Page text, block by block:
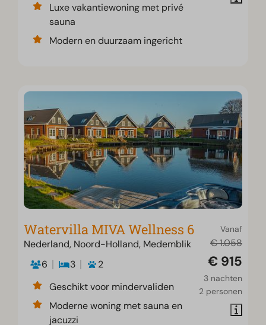
Luxe vakantiewoning met privé
sauna
Modern en duurzaam ingericht
Vanaf
€ 1.058
€ 915
3 nachten
2 personen
Watervilla MIVA Wellness 6
Nederland, Noord-Holland, Medemblik
6
3
2
Geschikt voor mindervaliden
Moderne woning met sauna en
jacuzzi